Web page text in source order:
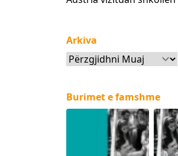
Arkiva
Arkiva
Burimet e famshme